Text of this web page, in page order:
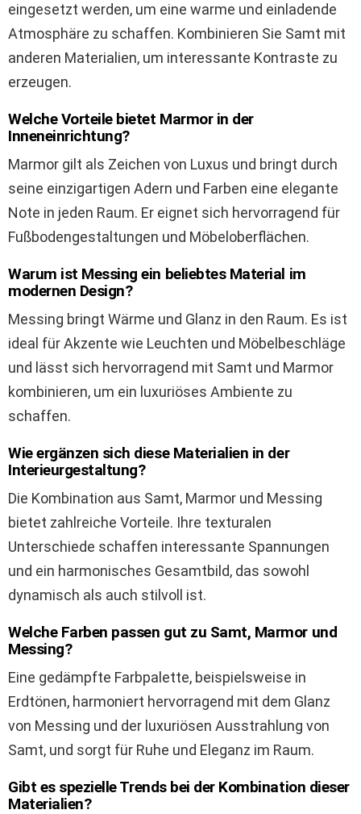
eingesetzt werden, um eine warme und einladende
Atmosphäre zu schaffen. Kombinieren Sie Samt mit
anderen Materialien, um interessante Kontraste zu
erzeugen.
Welche Vorteile bietet Marmor in der
Inneneinrichtung?
Marmor gilt als Zeichen von Luxus und bringt durch
seine einzigartigen Adern und Farben eine elegante
Note in jeden Raum. Er eignet sich hervorragend für
Fußbodengestaltungen und Möbeloberflächen.
Warum ist Messing ein beliebtes Material im
modernen Design?
Messing bringt Wärme und Glanz in den Raum. Es ist
ideal für Akzente wie Leuchten und Möbelbeschläge
und lässt sich hervorragend mit Samt und Marmor
kombinieren, um ein luxuriöses Ambiente zu
schaffen.
Wie ergänzen sich diese Materialien in der
Interieurgestaltung?
Die Kombination aus Samt, Marmor und Messing
bietet zahlreiche Vorteile. Ihre texturalen
Unterschiede schaffen interessante Spannungen
und ein harmonisches Gesamtbild, das sowohl
dynamisch als auch stilvoll ist.
Welche Farben passen gut zu Samt, Marmor und
Messing?
Eine gedämpfte Farbpalette, beispielsweise in
Erdtönen, harmoniert hervorragend mit dem Glanz
von Messing und der luxuriösen Ausstrahlung von
Samt, und sorgt für Ruhe und Eleganz im Raum.
Gibt es spezielle Trends bei der Kombination dieser
Materialien?